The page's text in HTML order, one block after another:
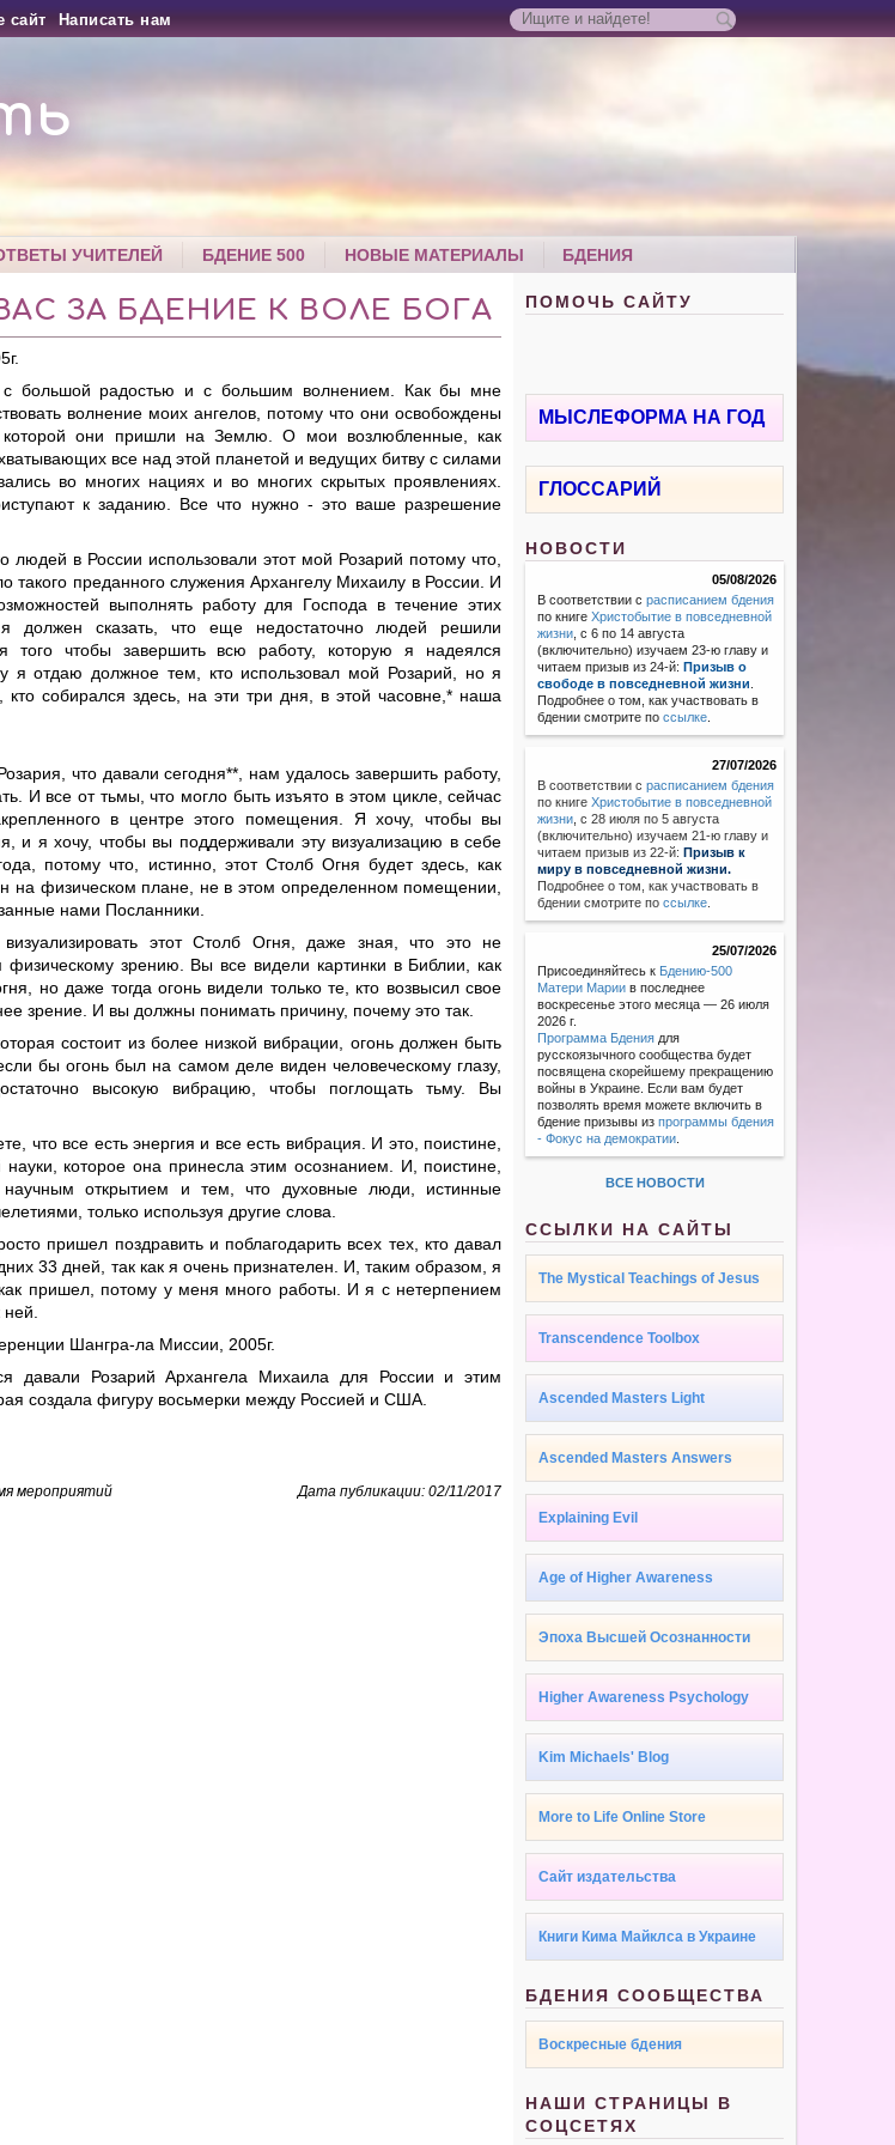
сайт Написать нам
УЧИТЕЛЕЙ БДЕНИЕ 500 НОВЫЕ МАТЕРИАЛЫ БДЕНИЯ
ЗА БДЕНИЕ К ВОЛЕ БОГА
радостью и с большим волнением. Как бы мне
волнение моих ангелов, потому что они освобождены
они пришли на Землю. О мои возлюбленные, как
все над этой планетой и ведущих битву с силами
во многих нациях и во многих скрытых проявлениях.
к заданию. Все что нужно - это ваше разрешение
людей в России использовали этот мой Розарий потому что,
такого преданного служения Архангелу Михаилу в России. И
выполнять работу для Господа в течение этих
сказать, что еще недостаточно людей решили
того чтобы завершить всю работу, которую я надеялся
я отдаю должное тем, кто использовал мой Розарий, но я
кто собирался здесь, на эти три дня, в этой часовне,* наша
что давали сегодня**, нам удалось завершить работу,
И все от тьмы, что могло быть изъято в этом цикле, сейчас
в центре этого помещения. Я хочу, чтобы вы
и я хочу, чтобы вы поддерживали эту визуализацию в себе
потому что, истинно, этот Столб Огня будет здесь, как
на физическом плане, не в этом определенном помещении,
нами Посланники.
этот Столб Огня, даже зная, что это не
зрению. Вы все видели картинки в Библии, как
но даже тогда огонь видели только те, кто возвысил свое
зрение. И вы должны понимать причину, почему это так.
состоит из более низкой вибрации, огонь должен быть
бы огонь был на самом деле виден человеческому глазу,
высокую вибрацию, чтобы поглощать тьму. Вы
что все есть энергия и все есть вибрация. И это, поистине,
которое она принесла этим осознанием. И, поистине,
открытием и тем, что духовные люди, истинные
только используя другие слова.
пришел поздравить и поблагодарить всех тех, кто давал
33 дней, так как я очень признателен. И, таким образом, я
пришел, потому у меня много работы. И я с нетерпением
ней.
Шангра-ла Миссии, 2005г.
давали Розарий Архангела Михаила для России и этим
создала фигуру восьмерки между Россией и США.
Дата публикации: 02/11/2017
мероприятий
ПОМОЧЬ САЙТУ
МЫСЛЕФОРМА НА ГОД
ГЛОССАРИЙ
НОВОСТИ
05/08/2026
В соответствии срасписанием бдения
по книгеХристобытие в повседневной
жизни , с 6 по 14 августа
(включительно) изучаем 23-ю главу и
читаем призыв из 24-й: Призыв о
свободе в повседневной жизни
Подробнее о том, как участвовать в
бдении смотрите поссылке
27/07/2026
В соответствии с расписанием бдения
по книгеХристобытие в повседневной
жизни с 28 июля по 5 августа
(включительно) изучаем 21-ю главу и
читаем призыв из 22-й: Призыв к
миру в повседневной жизни.
Подробнее о том, как участвовать в
бдении смотрите поссылке
25/07/2026
Присоединяйтесь к Бдению-500
Матери Марии в последнее
воскресенье этого месяца — 26 июля
2026 г.
Программа Бдения для
русскоязычного сообщества будет
посвящена скорейшему прекращению
войны в Украине. Если вам будет
позволять время можете включить в
бдение призывы изпрограммы бдения
- Фокус на демократии
ВСЕ НОВОСТИ
ССЫЛКИ НА САЙТЫ
The Mystical Teachings of Jesus
Transcendence Toolbox
Ascended Masters Light
Ascended Masters Answers
Explaining Evil
Age of Higher Awareness
Эпоха Высшей Осознанности
Higher Awareness Psychology
Kim Michaels' Blog
More to Life Online Store
Сайт издательства
Книги Кима Майклса в Украине
БДЕНИЯ СООБЩЕСТВА
Воскресные бдения
НАШИ СТРАНИЦЫ В
СОЦСЕТЯХ